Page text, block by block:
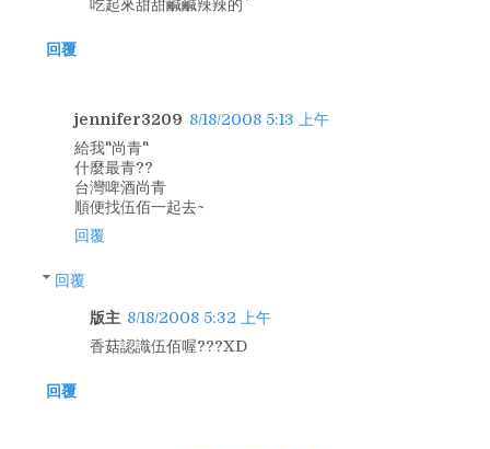
吃起來甜甜鹹鹹辣辣的^^
回覆
jennifer3209 8/18/2008 5:13 上午
給我"尚青"
什麼最青??
台灣啤酒尚青
順便找伍佰一起去~
回覆
回覆
版主 8/18/2008 5:32 上午
香菇認識伍佰喔???XD
回覆